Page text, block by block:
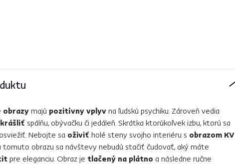
obrazy majú pozitívny vplyv na ľudskú psychiku. Zároveň vedia
spálňu, obývačku či jedáleň. Skrátka ktorúkoľvek izbu, ktorú sa
Nebojte sa oživiť holé steny svojho interiéru s obrazom KV
tomuto obrazu sa návštevy nebudú stačiť čudovať, aký máte
pre eleganciu. Obraz je tlačený na plátno a následne ručne